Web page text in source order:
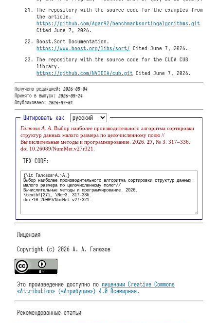
The repository with the source code for the examples from
the article.
https://github.com/Agar92/benchmarksortingalgorithms.git
Cited June 7, 2026.
Boost.Sort Documentation.
https://www.boost.org/libs/sort/ Cited June 7, 2026.
The repository with the source code for the CUDA CUB
library.
https://github.com/NVIDIA/cub.git Cited June 7, 2026.
Получено редакцией:2026-05-04
Принято в выпуск:2026-05-24
Опубликовано:2026-07-01
Цитировать как
Галюзов А. А.Выбор наиболее производительного алгоритма сортировки
структур данных малого размера по целочисленному полю //
Вычислительные методы и программирование. 2026.27 , № 3. 317–336.
doi 10.26089/NumMet.v27r321.
TEX CODE:
Лицензия
Copyright (c) 2026 А. А. Галюзов
Это произведение доступно полицензии Creative Commons
«Attribution» («Атрибуция») 4.0 Всемирная.
Рекомендованные статьи